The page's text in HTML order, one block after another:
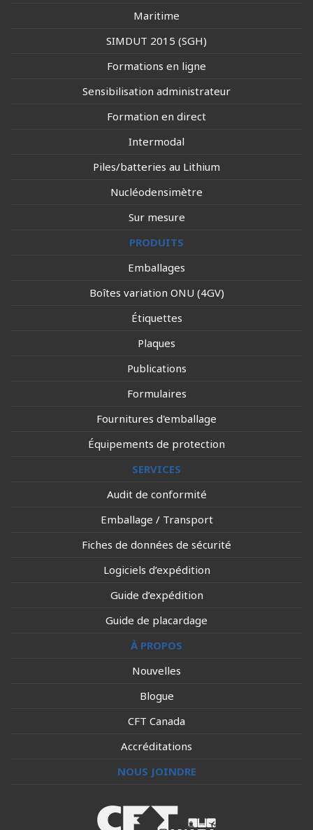
Maritime
SIMDUT 2015 (SGH)
Formations en ligne
Sensibilisation administrateur
Formation en direct
Intermodal
Piles/batteries au Lithium
Nucléodensimètre
Sur mesure
PRODUITS
Emballages
Boîtes variation ONU (4GV)
Étiquettes
Plaques
Publications
Formulaires
Fournitures d'emballage
Équipements de protection
SERVICES
Audit de conformité
Emballage / Transport
Fiches de données de sécurité
Logiciels d’expédition
Guide d’expédition
Guide de placardage
À PROPOS
Nouvelles
Blogue
CFT Canada
Accréditations
NOUS JOINDRE